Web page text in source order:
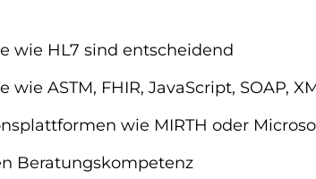
wie HL7 sind entscheidend
ASTM, FHIR, JavaScript, SOAP,
wie MIRTH oder
Beratungskompetenz